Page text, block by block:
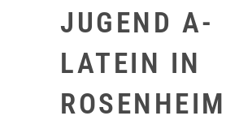
JUGEND A-
LATEIN IN
ROSENHEIM